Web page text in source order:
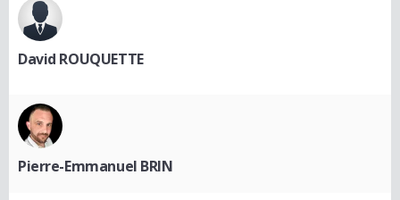
David ROUQUETTE
Pierre-Emmanuel BRIN